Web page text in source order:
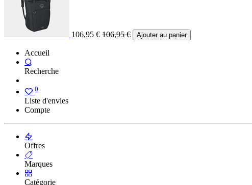
106,95 € 106,95€ Ajouter au panier
Accueil
Recherche
0
Liste d'envies
Compte
Offres
Marques
Catégorie